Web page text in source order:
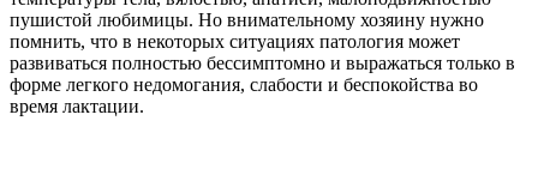
пушистой любимицы. Но внимательному хозяину нужно
помнить, что в некоторых ситуациях патология может
развиваться полностью бессимптомно и выражаться только в
форме легкого недомогания, слабости и беспокойства во
время лактации.